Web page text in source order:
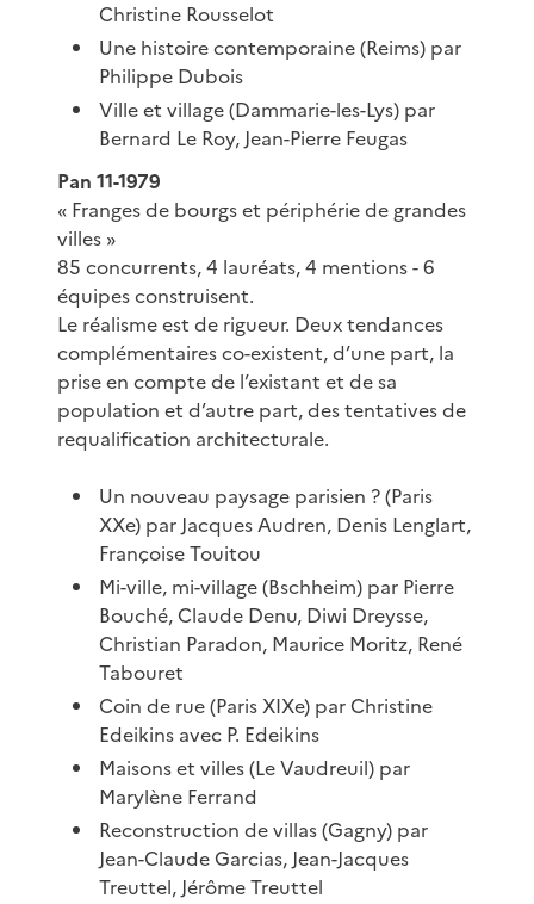
Christine Rousselot
Une histoire contemporaine (Reims) par
Philippe Dubois
Ville et village (Dammarie-les-Lys) par
Bernard Le Roy, Jean-Pierre Feugas
Pan 11-1979
« Franges de bourgs et périphérie de grandes
villes »
85 concurrents, 4 lauréats, 4 mentions - 6
équipes construisent.
Le réalisme est de rigueur. Deux tendances
complémentaires co-existent, d’une part, la
prise en compte de l’existant et de sa
population et d’autre part, des tentatives de
requalification architecturale.
Un nouveau paysage parisien ? (Paris
XXe) par Jacques Audren, Denis Lenglart,
Françoise Touitou
Mi-ville, mi-village (Bschheim) par Pierre
Bouché, Claude Denu, Diwi Dreysse,
Christian Paradon, Maurice Moritz, René
Tabouret
Coin de rue (Paris XIXe) par Christine
Edeikins avec P. Edeikins
Maisons et villes (Le Vaudreuil) par
Marylène Ferrand
Reconstruction de villas (Gagny) par
Jean-Claude Garcias, Jean-Jacques
Treuttel, Jérôme Treuttel